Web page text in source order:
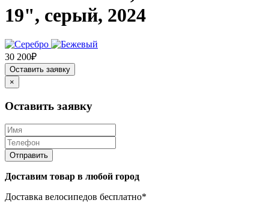
19", серый, 2024
30 200₽
Оставить заявку
×
Оставить заявку
Отправить
Доставим товар в любой город
Доставка велосипедов бесплатно*